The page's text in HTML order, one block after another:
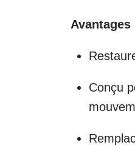
Avantages
Conçu